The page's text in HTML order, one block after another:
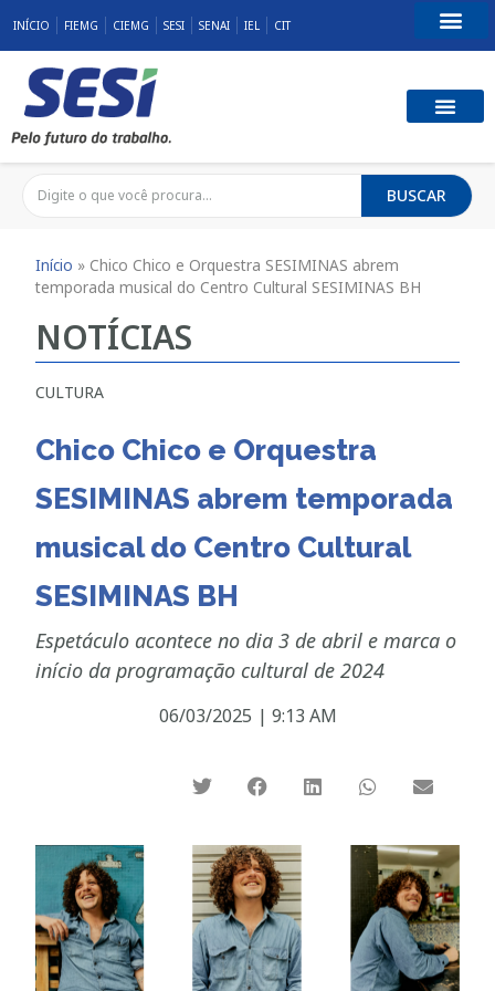
INÍCIO FIEMG CIEMG SESI SENAI IEL CIT
BUSCAR
Início » Chico Chico e Orquestra SESIMINAS abrem
temporada musical do Centro Cultural SESIMINAS BH
NOTÍCIAS
CULTURA
Chico Chico e Orquestra
SESIMINAS abrem temporada
musical do Centro Cultural
SESIMINAS BH
Espetáculo acontece no dia 3 de abril e marca o
início da programação cultural de 2024
06/03/2025 | 9:13 AM